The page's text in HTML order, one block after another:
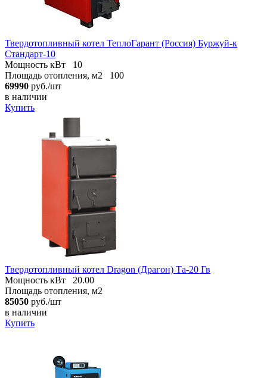
Твердотопливный котел ТеплоГарант (Россия) Буржуй-к
Стандарт-10
Мощность кВт
10
Площадь отопления, м2
100
69990 руб./шт
в наличии
Купить
Твердотопливный котел Dragon (Драгон) Tа-20 Гв
Мощность кВт
20.00
Площадь отопления, м2
85050 руб./шт
в наличии
Купить